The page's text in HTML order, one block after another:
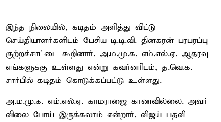
இந்த நிலையில், கடிதம் அளித்து விட்டு
செய்தியாளர்களிடம் பேசிய டி.டி.வி. தினகரன் பரபரப்பு
குற்றச்சாட்டை கூறினார். அ.ம.மு.க. எம்.எல்.ஏ. ஆதரவு
எங்களுக்கு உள்ளது என்று கவர்னரிடம், த.வெ.க.
சார்பில் கடிதம் கொடுக்கப்பட்டு உள்ளது.
அ.ம.மு.க. எம்.எல்.ஏ. காமராஜை காணவில்லை. அவர்
விலை போய் இருக்கலாம் என்றார். விஜய் பதவி